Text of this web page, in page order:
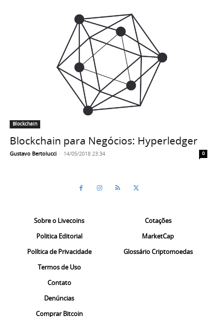
Blockchain
Blockchain para Negócios: Hyperledger
Gustavo Bertolucci - 14/05/2018 23:34 0
Sobre o Livecoins
Politica Editorial
Política de Privacidade
Termos de Uso
Contato
Denúncias
Comprar Bitcoin
Cotações
MarketCap
Glossário Criptomoedas